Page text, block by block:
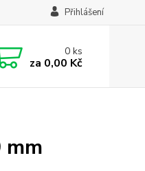
Přihlášení
0ks
za 0,00 Kč
mm